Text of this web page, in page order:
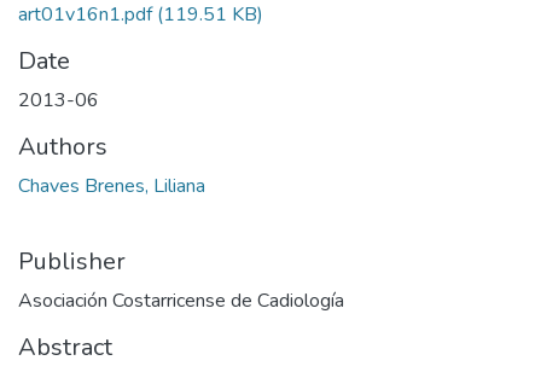
art01v16n1.pdf(119.51 KB)
Date
2013-06
Authors
Chaves Brenes, Liliana
Publisher
Asociación Costarricense de Cadiología
Abstract